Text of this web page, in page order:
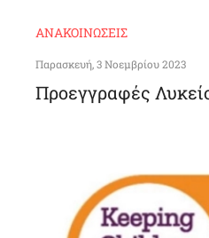
ΑΝΑΚΟΙΝΏΣΕΙΣ
Παρασκευή, 3 Νοεμβρίου 2023
Προεγγραφές